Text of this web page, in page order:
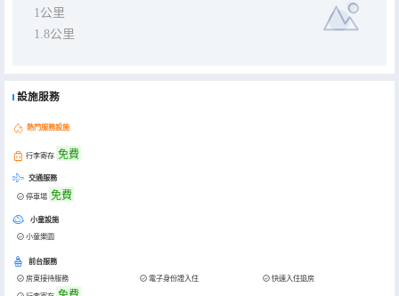
1公里
1.8公里
設施服務
熱門服務設施
行李寄存 免費
交通服務
停車場 免費
小童設施
小童樂園
前台服務
房東接待服務 電子身份證入住
快速入住退房